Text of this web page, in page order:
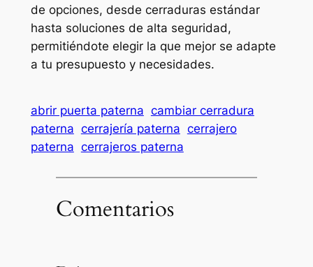
de opciones, desde cerraduras estándar
hasta soluciones de alta seguridad,
permitiéndote elegir la que mejor se adapte
a tu presupuesto y necesidades.
abrir puerta paterna cambiar cerradura
paterna cerrajería paterna cerrajero
paterna cerrajeros paterna
Comentarios